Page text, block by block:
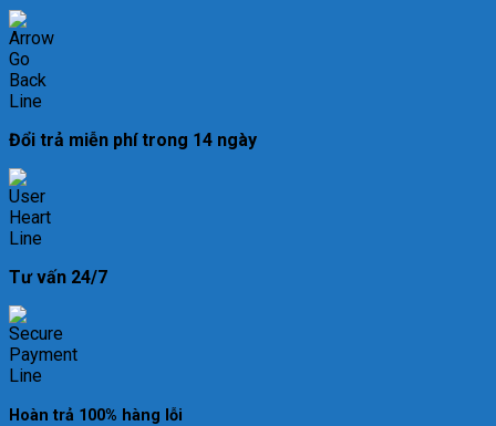
Đổi trả miễn phí trong 14 ngày
Tư vấn 24/7
Hoàn trả 100% hàng lỗi